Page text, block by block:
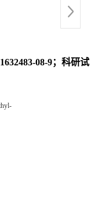
08-9；科研试